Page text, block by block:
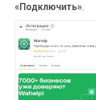
«Подключить».